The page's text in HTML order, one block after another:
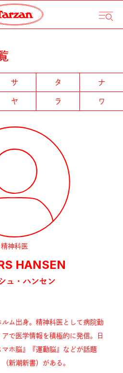
サ タ
ナ
ヤ ラ ワ
精神科医
HANSEN
ュ・ハンセン
ム出身。精神科医として病院勤
で医学情報を積極的に発信。日
ホ脳』『運動脳』などが話題
新潮新書）がある。